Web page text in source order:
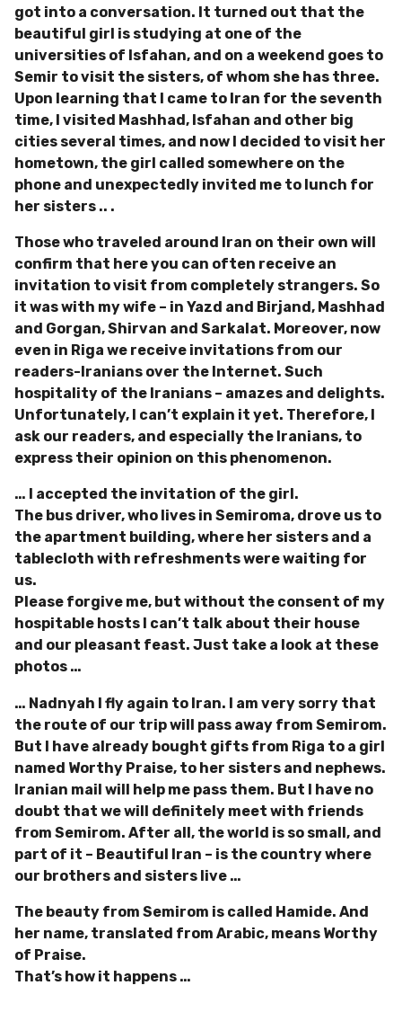
got into a conversation. It turned out that the
beautiful girl is studying at one of the
universities of Isfahan, and on a weekend goes to
Semir to visit the sisters, of whom she has three.
Upon learning that I came to Iran for the seventh
time, I visited Mashhad, Isfahan and other big
cities several times, and now I decided to visit her
hometown, the girl called somewhere on the
phone and unexpectedly invited me to lunch for
her sisters .. .
Those who traveled around Iran on their own will
confirm that here you can often receive an
invitation to visit from completely strangers. So
it was with my wife – in Yazd and Birjand, Mashhad
and Gorgan, Shirvan and Sarkalat. Moreover, now
even in Riga we receive invitations from our
readers-Iranians over the Internet. Such
hospitality of the Iranians – amazes and delights.
Unfortunately, I can’t explain it yet. Therefore, I
ask our readers, and especially the Iranians, to
express their opinion on this phenomenon.
… I accepted the invitation of the girl.
The bus driver, who lives in Semiroma, drove us to
the apartment building, where her sisters and a
tablecloth with refreshments were waiting for
us.
Please forgive me, but without the consent of my
hospitable hosts I can’t talk about their house
and our pleasant feast. Just take a look at these
photos …
… Nadnyah I fly again to Iran. I am very sorry that
the route of our trip will pass away from Semirom.
But I have already bought gifts from Riga to a girl
named Worthy Praise, to her sisters and nephews.
Iranian mail will help me pass them. But I have no
doubt that we will definitely meet with friends
from Semirom. After all, the world is so small, and
part of it – Beautiful Iran – is the country where
our brothers and sisters live …
The beauty from Semirom is called Hamide. And
her name, translated from Arabic, means Worthy
of Praise.
That’s how it happens …